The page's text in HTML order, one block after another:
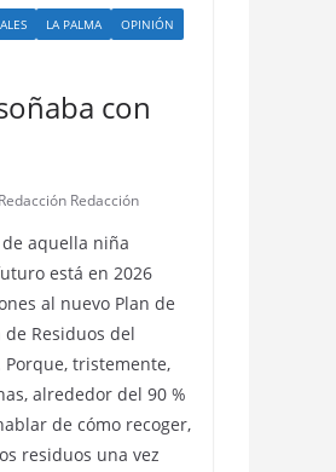
LA PALMA
OPINIÓN
con
Redacción Redacción
aquella niña
está en 2026
al nuevo Plan de
de Residuos del
Porque, tristemente,
alrededor del 90 %
de cómo recoger,
residuos una vez